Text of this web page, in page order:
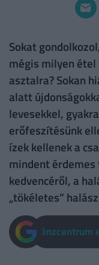
Sokat
mégis milyen étel
asztalra? Sokan
alatt
levesekkel,
erőfeszítésünk
ízek kellenek a
mindent
kedvencéről, a
„tökéletes”
Pénzcentrum